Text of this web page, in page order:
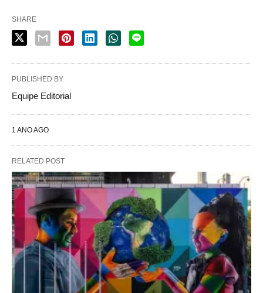
SHARE
PUBLISHED BY
Equipe Editorial
1 ANO AGO
RELATED POST